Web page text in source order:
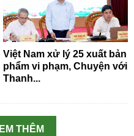
Việt Nam xử lý 25 xuất bản
phẩm vi phạm, Chuyện với
Thanh...
THÊM